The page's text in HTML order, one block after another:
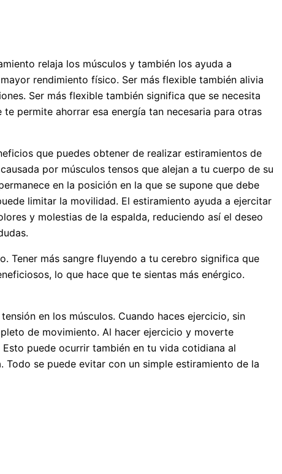
relaja los músculos y también los ayuda a
rendimiento físico. Ser más flexible también alivia
Ser más flexible también significa que se necesita
permite ahorrar esa energía tan necesaria para otras
que puedes obtener de realizar estiramientos de
por músculos tensos que alejan a tu cuerpo de su
en la posición en la que se supone que debe
limitar la movilidad. El estiramiento ayuda a ejercitar
y molestias de la espalda, reduciendo así el deseo
Tener más sangre fluyendo a tu cerebro significa que
lo que hace que te sientas más enérgico.
en los músculos. Cuando haces ejercicio, sin
de movimiento. Al hacer ejercicio y moverte
puede ocurrir también en tu vida cotidiana al
se puede evitar con un simple estiramiento de la